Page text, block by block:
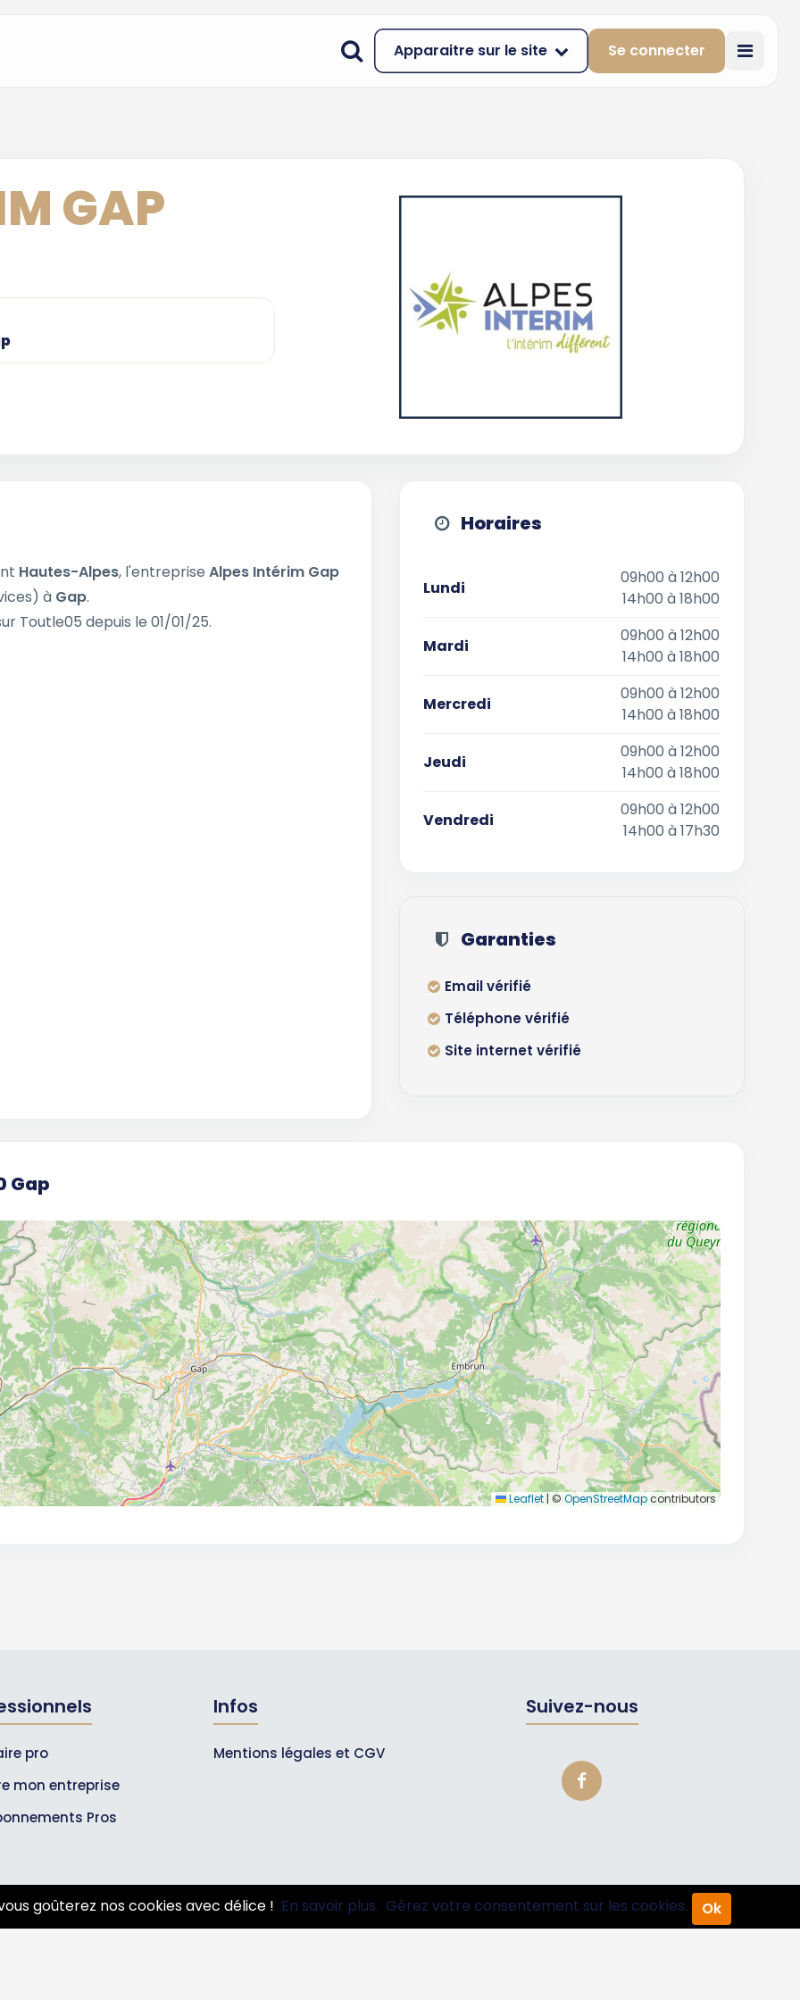
Apparaitre sur le site Se connecter
GAP
Hautes-Alpes, l'entreprise Alpes Intérim Gap
à Gap.
Toutle05 depuis le 01/01/25.
Horaires
Lundi
09h00 à 12h00
14h00 à 18h00
Mardi
09h00 à 12h00
14h00 à 18h00
Mercredi
09h00 à 12h00
14h00 à 18h00
Jeudi
09h00 à 12h00
14h00 à 18h00
Vendredi
09h00 à 12h00
14h00 à 17h30
Garanties
Email vérifié
Téléphone vérifié
Site internet vérifié
Gap
Leaflet | © OpenStreetMapcontributors
pro
mon entreprise
Pros
Infos
Mentions légales et CGV
Suivez-nous
goûterez nos cookies avec délice ! En savoir plus. Gérez votre consentement sur les cookies. Ok